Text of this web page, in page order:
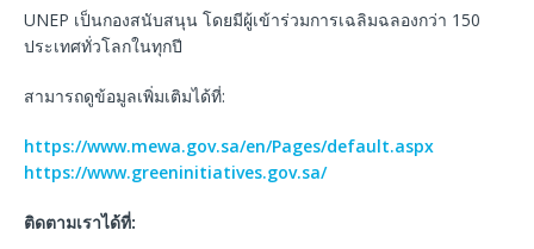
UNEP เป็นกองสนับสนุน โดยมีผู้เข้าร่วมการเฉลิมฉลองกว่า 150
ประเทศทั่วโลกในทุกปี
สามารถดูข้อมูลเพิ่มเติมได้ที่:
https://www.mewa.gov.sa/en/Pages/default.aspx
https://www.greeninitiatives.gov.sa/
ติดตามเราได้ที่: